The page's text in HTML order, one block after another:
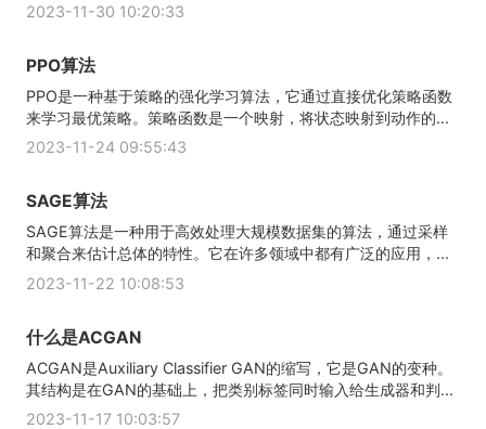
2023-11-30 10:20:33
PPO算法
PPO是一种基于策略的强化学习算法，它通过直接优化策略函数
来学习最优策略。策略函数是一个映射，将状态映射到动作的...
2023-11-24 09:55:43
SAGE算法
SAGE算法是一种用于高效处理大规模数据集的算法，通过采样
和聚合来估计总体的特性。它在许多领域中都有广泛的应用，...
2023-11-22 10:08:53
什么是ACGAN
ACGAN是Auxiliary Classifier GAN的缩写，它是GAN的变种。
其结构是在GAN的基础上，把类别标签同时输入给生成器和判...
2023-11-17 10:03:57